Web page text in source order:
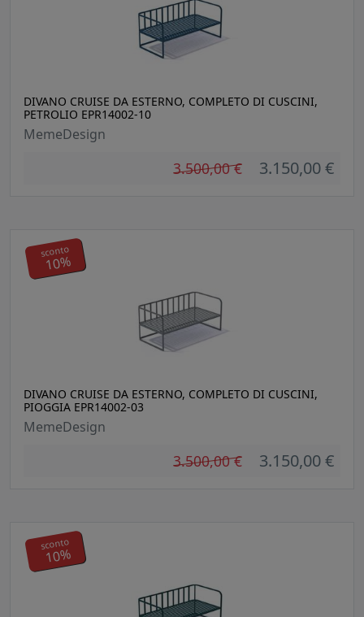
DIVANO CRUISE DA ESTERNO, COMPLETO DI CUSCINI,
PETROLIO EPR14002-10
MemeDesign
3.500,00 € 3.150,00 €
DIVANO CRUISE DA ESTERNO, COMPLETO DI CUSCINI,
PIOGGIA EPR14002-03
MemeDesign
3.500,00 € 3.150,00 €
sconto
10%
sconto
10%